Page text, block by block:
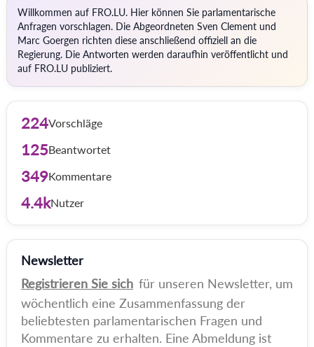
Willkommen auf FRO.LU. Hier können Sie parlamentarische
Anfragen vorschlagen. Die Abgeordneten Sven Clement und
Marc Goergen richten diese anschließend offiziell an die
Regierung. Die Antworten werden daraufhin veröffentlicht und
auf FRO.LU publiziert.
224Vorschläge
125Beantwortet
349Kommentare
4.4kNutzer
Newsletter
Registrieren Sie sich für unseren Newsletter, um
wöchentlich eine Zusammenfassung der
beliebtesten parlamentarischen Fragen und
Kommentare zu erhalten. Eine Abmeldung ist